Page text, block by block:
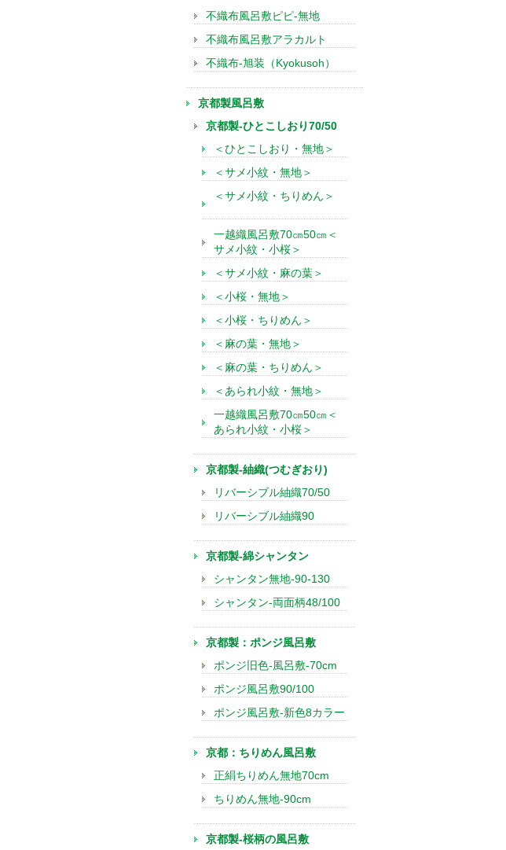
不織布風呂敷ピピ-無地
不織布風呂敷アラカルト
不織布-旭装（Kyokusoh）
京都製風呂敷
京都製-ひとこしおり70/50
＜ひとこしおり・無地＞
＜サメ小紋・無地＞
＜サメ小紋・ちりめん＞
一越織風呂敷70㎝50㎝＜
サメ小紋・小桜＞
＜サメ小紋・麻の葉＞
＜小桜・無地＞
＜小桜・ちりめん＞
＜麻の葉・無地＞
＜麻の葉・ちりめん＞
＜あられ小紋・無地＞
一越織風呂敷70㎝50㎝＜
あられ小紋・小桜＞
京都製-紬織(つむぎおり)
リバーシブル紬織70/50
リバーシブル紬織90
京都製-綿シャンタン
シャンタン無地-90-130
シャンタン-両面柄48/100
京都製：ポンジ風呂敷
ポンジ旧色-風呂敷-70cm
ポンジ風呂敷90/100
ポンジ風呂敷-新色8カラー
京都：ちりめん風呂敷
正絹ちりめん無地70cm
ちりめん無地-90cm
京都製-桜柄の風呂敷